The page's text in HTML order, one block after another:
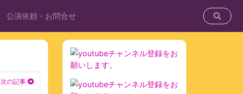
公演依頼・お問合せ
次の記事